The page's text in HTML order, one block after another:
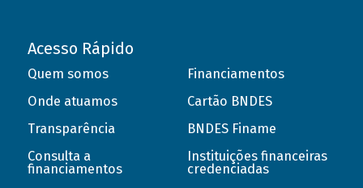
Acesso Rápido
Quem somos
Onde atuamos
Transparência
Consulta a
financiamentos
Financiamentos
Cartão BNDES
BNDES Finame
Instituições financeiras
credenciadas